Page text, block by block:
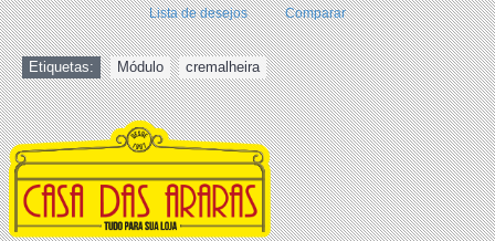
Lista de desejos Comparar
Etiquetas: Módulo , cremalheira